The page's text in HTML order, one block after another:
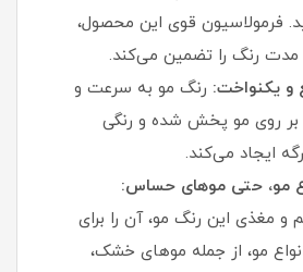
فرمولاسیون قوی این محصول،
مدت رنگ را تضمین می‌کند.
و یکنواخت: رنگ مو به سرعت و
بر روی مو پخش شده و رنگی
ایجاد می‌کند.
مو، حتی موهای حساس:
و مغذی این رنگ مو، آن را برای
مو، از جمله موهای خشک،